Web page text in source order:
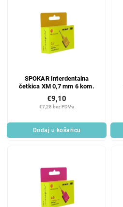
SPOKAR Interdentalna
četkica XM 0,7 mm 6 kom.
€7,28 bez PDV-a
€9,10
Dodaj u košaricu